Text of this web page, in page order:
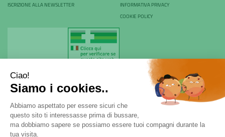
ISCRIZIONE ALLA NEWSLETTER
INFORMATIVA PRIVACY
COOKIE POLICY